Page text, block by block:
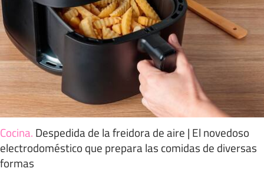
Cocina. Despedida de la freidora de aire | El novedoso
electrodoméstico que prepara las comidas de diversas
formas